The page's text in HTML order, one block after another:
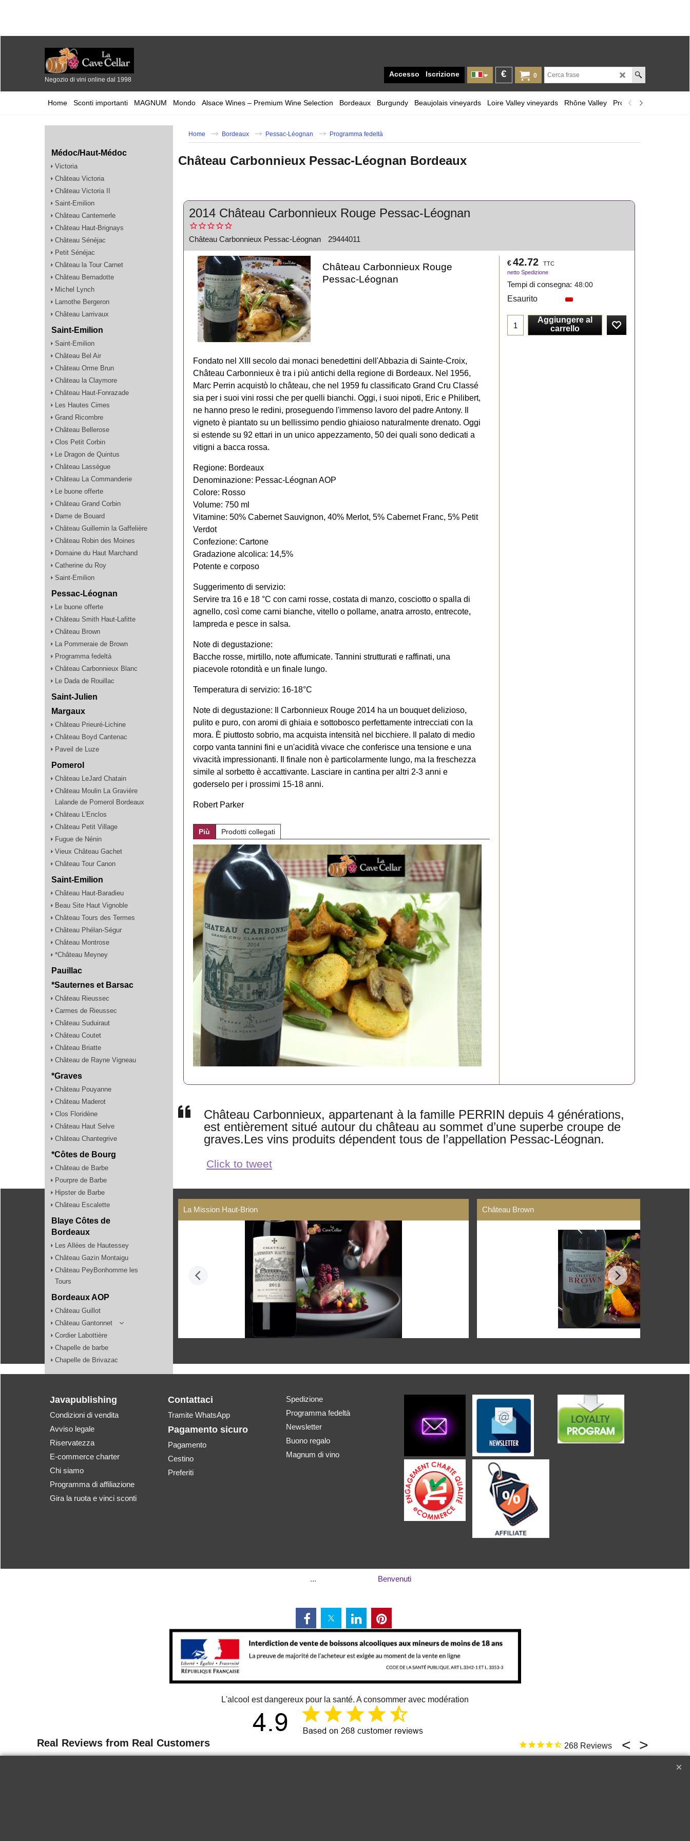
Negozio di vini online dal 1998
0
€
Accesso Iscrizione
Home Sconti importanti MAGNUM Mondo Alsace Wines – Premium Wine Selection Bordeaux Burgundy Beaujolais vineyards Loire Valley vineyards Rhône Valley Provence and Corsica
Médoc/Haut-Médoc
Victoria
Château Victoria
Château Victoria II
Saint-Emilion
Château Cantemerle
Château Haut-Brignays
Château Sénéjac
Petit Sénéjac
Château la Tour Carnet
Château Bernadotte
Michel Lynch
Lamothe Bergeron
Château Larrivaux
Saint-Emilion
Saint-Emilion
Château Bel Air
Château Orme Brun
Château la Claymore
Château Haut-Fonrazade
Les Hautes Cimes
Grand Ricombre
Château Bellerose
Clos Petit Corbin
Le Dragon de Quintus
Château Lassègue
Château La Commanderie
Le buone offerte
Château Grand Corbin
Dame de Bouard
Château Guillemin la Gaffelière
Château Robin des Moines
Domaine du Haut Marchand
Catherine du Roy
Saint-Emilion
Pessac-Léognan
Le buone offerte
Château Smith Haut-Lafitte
Château Brown
La Pommeraie de Brown
Programma fedeltà
Château Carbonnieux Blanc
Le Dada de Rouillac
Saint-Julien
Margaux
Château Prieuré-Lichine
Château Boyd Cantenac
Paveil de Luze
Pomerol
Château LeJard Chatain
Château Moulin La Gravière
Lalande de Pomerol Bordeaux
Château L'Enclos
Château Petit Village
Fugue de Nénin
Vieux Château Gachet
Château Tour Canon
Saint-Emilion
Château Haut-Baradieu
Beau Site Haut Vignoble
Château Tours des Termes
Château Phélan-Ségur
Château Montrose
*Château Meyney
Pauillac
*Sauternes et Barsac
Château Rieussec
Carmes de Rieussec
Château Suduiraut
Château Coutet
Château Briatte
Château de Rayne Vigneau
*Graves
Château Pouyanne
Château Maderot
Clos Floridène
Château Haut Selve
Château Chantegrive
*Côtes de Bourg
Château de Barbe
Pourpre de Barbe
Hipster de Barbe
Château Escalette
Blaye Côtes de
Bordeaux
Les Allées de Hautessey
Château Gazin Montaigu
Château PeyBonhomme les
Tours
Bordeaux AOP
Château Guillot
Château Gantonnet
Cordier Labottière
Chapelle de barbe
Chapelle de Brivazac
Home Bordeaux Pessac-Léognan Programma fedeltà
Château Carbonnieux Pessac-Léognan Bordeaux
2014 Château Carbonnieux Rouge Pessac-Léognan
Château Carbonnieux Pessac-Léognan 29444011
€ 42.72
TTC
netto Spedizione
Tempi di consegna: 48:00
Esaurito
Aggiungere al
carrello
Château Carbonnieux Rouge
Pessac-Léognan
Fondato nel XIII secolo dai monaci benedettini dell'Abbazia di Sainte-Croix,
Château Carbonnieux è tra i più antichi della regione di Bordeaux. Nel 1956,
Marc Perrin acquistò lo château, che nel 1959 fu classificato Grand Cru Classé
sia ​​per i suoi vini rossi che per quelli bianchi. Oggi, i suoi nipoti, Eric e Philibert,
ne hanno preso le redini, proseguendo l'immenso lavoro del padre Antony. Il
vigneto è piantato su un bellissimo pendio ghiaioso naturalmente drenato. Oggi
si estende su 92 ettari in un unico appezzamento, 50 dei quali sono dedicati a
vitigni a bacca rossa.
Regione: Bordeaux
Denominazione: Pessac-Léognan AOP
Colore: Rosso
Volume: 750 ml
Vitamine: 50% Cabernet Sauvignon, 40% Merlot, 5% Cabernet Franc, 5% Petit
Verdot
Confezione: Cartone
Gradazione alcolica: 14,5%
Potente e corposo
Suggerimento di servizio:
Servire tra 16 e 18 °C con carni rosse, costata di manzo, cosciotto o spalla di
agnello, così come carni bianche, vitello o pollame, anatra arrosto, entrecote,
lampreda e pesce in salsa.
Note di degustazione:
Bacche rosse, mirtillo, note affumicate. Tannini strutturati e raffinati, una
piacevole rotondità e un finale lungo.
Temperatura di servizio: 16-18°C
Note di degustazione: Il Carbonnieux Rouge 2014 ha un bouquet delizioso,
pulito e puro, con aromi di ghiaia e sottobosco perfettamente intrecciati con la
mora. È piuttosto sobrio, ma acquista intensità nel bicchiere. Il palato di medio
corpo vanta tannini fini e un'acidità vivace che conferisce una tensione e una
vivacità impressionanti. Il finale non è particolarmente lungo, ma la freschezza
simile al sorbetto è accattivante. Lasciare in cantina per altri 2-3 anni e
goderselo per i prossimi 15-18 anni.
Robert Parker
Più Prodotti collegati
Château Carbonnieux, appartenant à la famille PERRIN depuis 4 générations,
est entièrement situé autour du château au sommet d’une superbe croupe de
graves.Les vins produits dépendent tous de l’appellation Pessac-Léognan.
Click to tweet
La Mission Haut-Brion Château Brown
Javapublishing
Condizioni di vendita
Avviso legale
Riservatezza
E-commerce charter
Chi siamo
Programma di affiliazione
Gira la ruota e vinci sconti
Contattaci
Tramite WhatsApp
Pagamento sicuro
Pagamento
Cestino
Preferiti
Spedizione
Programma fedeltà
Newsletter
Buono regalo
Magnum di vino
Benvenuti
L'alcool est dangereux pour la santé. A consommer avec modération
268